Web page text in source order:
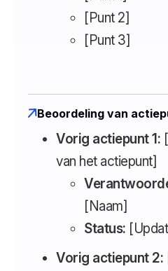
[Punt 2]
[Punt 3]
Beoordeling van
Vorig actiepunt 1:
van het actiepunt]
[Naam]
Status:
Vorig actiepunt 2: